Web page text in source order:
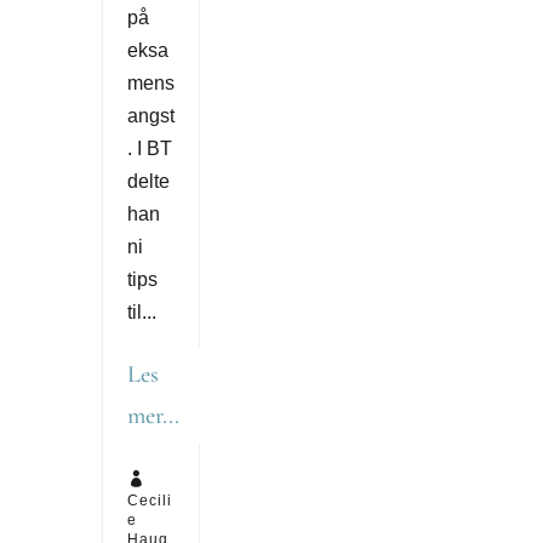
på
eksa
mens
angst
. I BT
delte
han
ni
tips
til...
Les
mer...

Cecili
e